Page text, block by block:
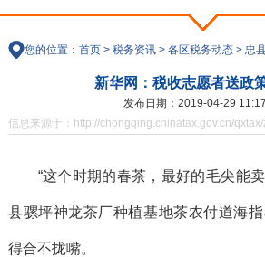
您的位置： 首页> 税务资讯> 各区税务动态> 忠
新华网：税收志愿者送政
发布日期：2019-04-29
信息来源于：http://chongqing.chinatax.gov.cn/
“这个时期的春茶，最好的毛尖能
县骡坪神龙茶厂种植基地茶农付道海
得合不拢嘴。